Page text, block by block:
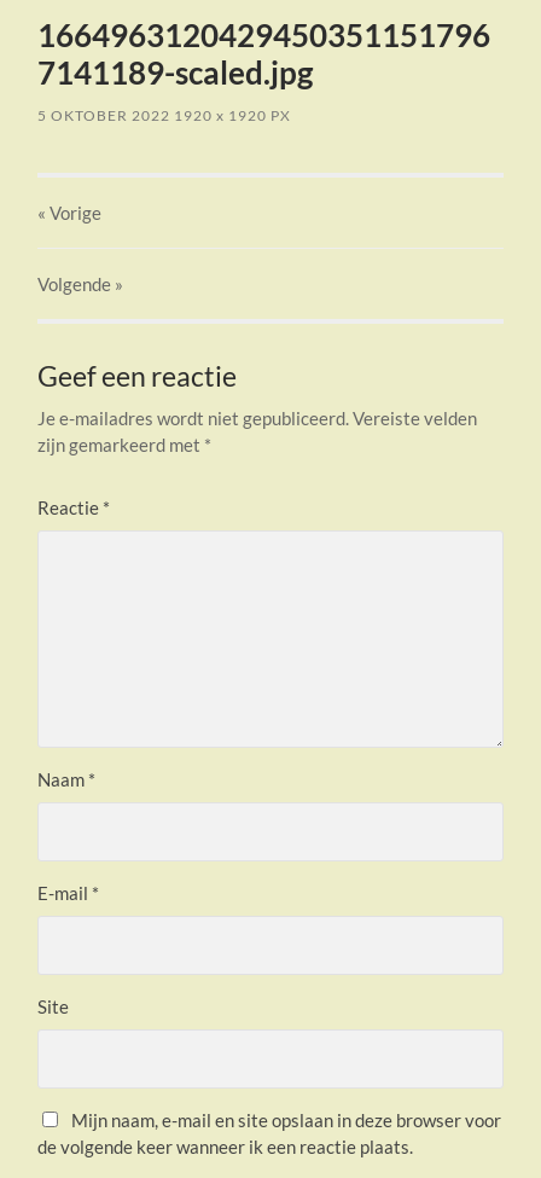
1664963120429450351151796
7141189-scaled.jpg
5 OKTOBER 2022 1920x 1920 PX
« Vorige
Volgende »
Geef een reactie
Je e-mailadres wordt niet gepubliceerd.Vereiste velden
zijn gemarkeerd met *
Reactie *
Naam *
E-mail *
Site
Mijn naam, e-mail en site opslaan in deze browser voor
de volgende keer wanneer ik een reactie plaats.